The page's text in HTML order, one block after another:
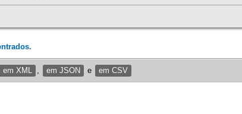
XML em JSON e em CSV